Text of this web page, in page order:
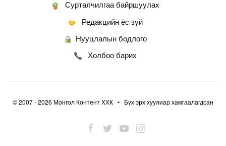
агшин
2026-07-12
ФОТО: Үзэгчдийг суудлаас нь өндөлзүүлсэн
2026-07-12
2026-07-12
ФОТО: Бяцхан наадамчид
Сурталчилгаа байршуулах
Редакцийн ёс зүй
Нууцлалын бодлого
Холбоо барих
© 2007 - 2026 Монгол Контент ХХК • Бүх эрх хуулиар хамгаалагдсан